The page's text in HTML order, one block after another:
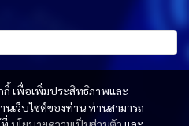
กี้ เพื่อเพิ่มประสิทธิภาพและ
เว็บไซต์ของท่าน ท่านสามารถ